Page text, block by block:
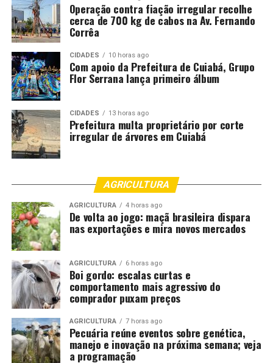
Operação contra fiação irregular recolhe
cerca de 700 kg de cabos na Av. Fernando
Corrêa
CIDADES 10 horas ago
Com apoio da Prefeitura de Cuiabá, Grupo
Flor Serrana lança primeiro álbum
CIDADES 13 horas ago
Prefeitura multa proprietário por corte
irregular de árvores em Cuiabá
AGRICULTURA
AGRICULTURA 4 horas ago
De volta ao jogo: maçã brasileira dispara
nas exportações e mira novos mercados
AGRICULTURA 6 horas ago
Boi gordo: escalas curtas e
comportamento mais agressivo do
comprador puxam preços
AGRICULTURA 7 horas ago
Pecuária reúne eventos sobre genética,
manejo e inovação na próxima semana; veja
a programação